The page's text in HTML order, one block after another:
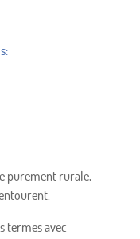
purement rurale,
termes avec